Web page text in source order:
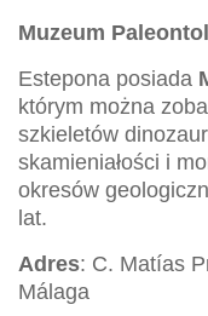
Muzeum
Estepona posiada
którym można
szkieletów
skamieniałości i
okresów
lat.
Adres: C. Matías
Málaga